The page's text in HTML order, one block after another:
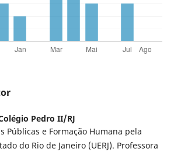
Pedro II/RJ
Públicas e Formação Humana pela
do Rio de Janeiro (UERJ). Professora